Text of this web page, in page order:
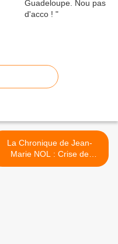
La Chronique de Jean-
Marie NOL : Crise de
trésorerie : gare à la